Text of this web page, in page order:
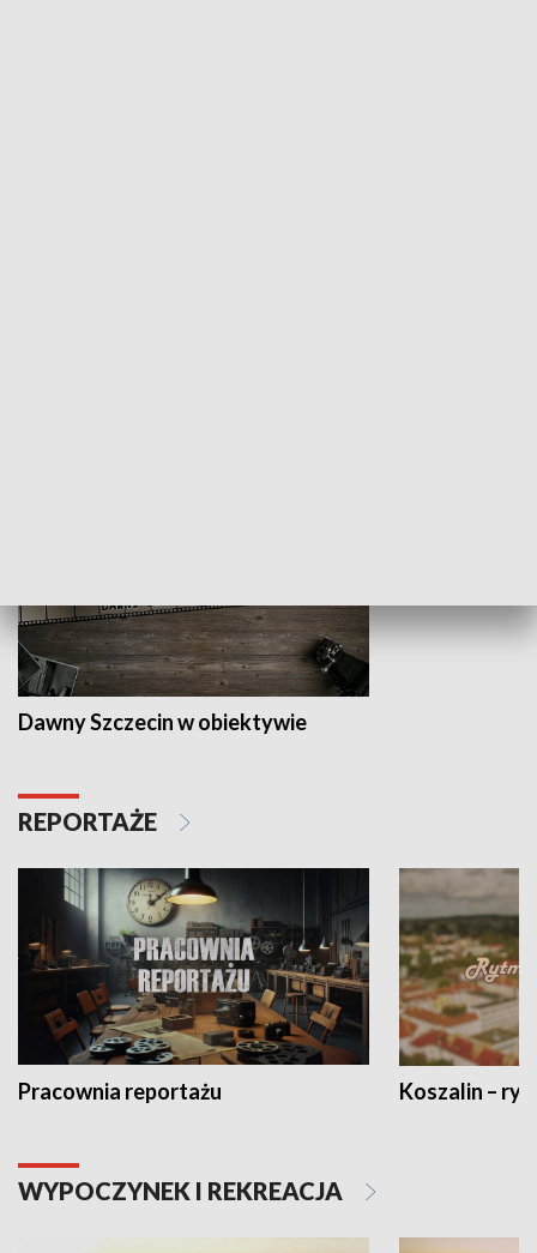
Dawny Szczecin w obiektywie
REPORTAŻE
Pracownia reportażu Koszalin –
WYPOCZYNEK I REKREACJA